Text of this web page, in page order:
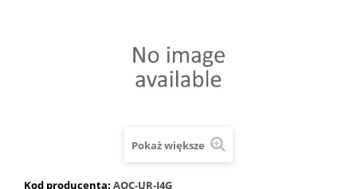
Pokaż większe
Kod producenta: AOC-UR-I4G